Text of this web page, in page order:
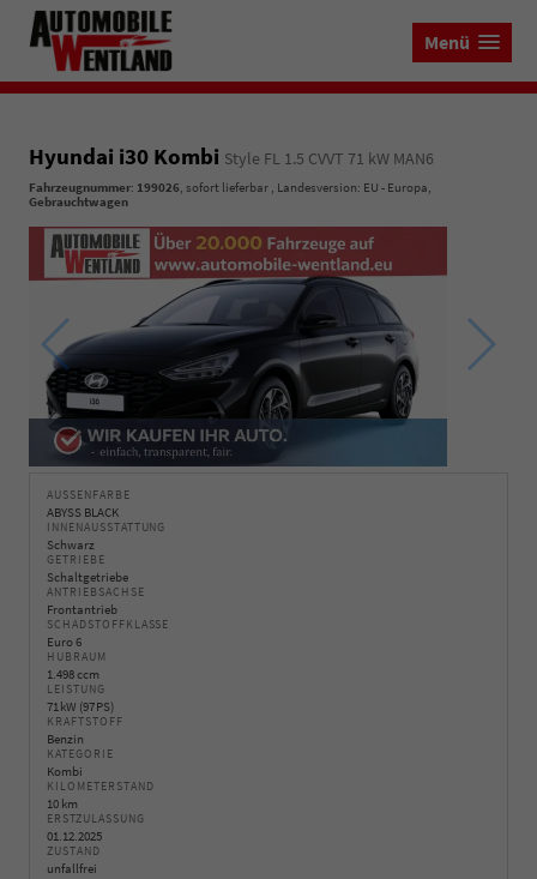
Menü
Hyundai i30 Kombi Style FL 1.5 CVVT 71 kW MAN6
Fahrzeugnummer: 199026, sofort lieferbar , Landesversion: EU - Europa,
Gebrauchtwagen
AUSSENFARBE
ABYSS BLACK
INNENAUSSTATTUNG
Schwarz
GETRIEBE
Schaltgetriebe
ANTRIEBSACHSE
Frontantrieb
SCHADSTOFFKLASSE
Euro 6
HUBRAUM
1.498 ccm
LEISTUNG
71 kW (97 PS)
KRAFTSTOFF
Benzin
KATEGORIE
Kombi
KILOMETERSTAND
10 km
ERSTZULASSUNG
01.12.2025
ZUSTAND
unfallfrei